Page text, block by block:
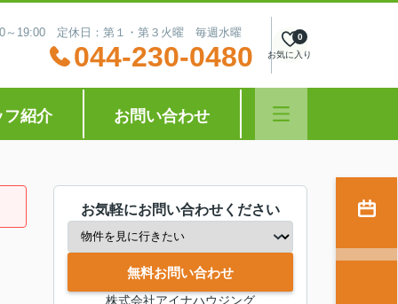
～19:00 定休日：第１・第３火曜 毎週水曜
044-230-0480 お気に入り
0
フ紹介 お問い合わせ
お気軽にお問い合わせください
無料お問い合わせ
株式会社アイナハウジング